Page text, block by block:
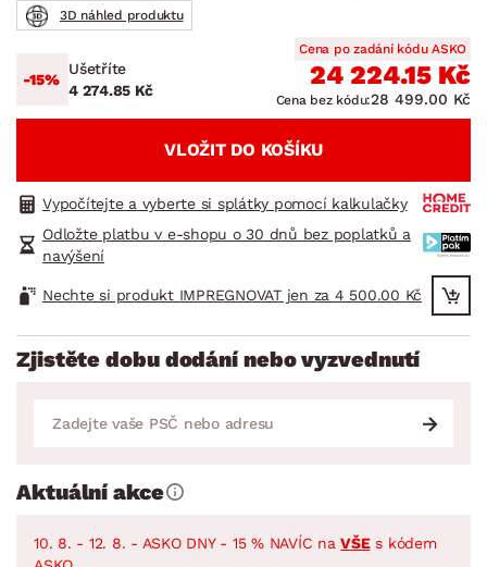
3D náhled produktu
-15%
Ušetříte
4 274.85 Kč
Cena po zadání kódu ASKO
24 224.15 Kč
Cena bez kódu:28 499.00 Kč
VLOŽIT DO KOŠÍKU
Vypočítejte a vyberte si splátky pomocí kalkulačky
Odložte platbu v e-shopu o 30 dnů bez poplatků a
navýšení
Nechte si produkt IMPREGNOVAT jen za 4 500.00 Kč
Zjistěte dobu dodání nebo vyzvednutí
Aktuální akce
10. 8. - 12. 8. - ASKO DNY - 15 % NAVÍC naVŠEs kódem